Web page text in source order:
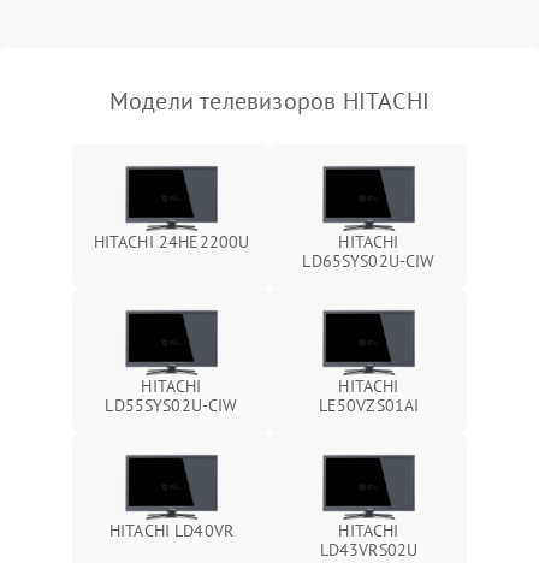
Модели телевизоров HITACHI
HITACHI 24HE2200U
HITACHI
LD65SYS02U-CIW
HITACHI
LD55SYS02U-CIW
HITACHI
LE50VZS01AI
HITACHI LD40VR
HITACHI
LD43VRS02U